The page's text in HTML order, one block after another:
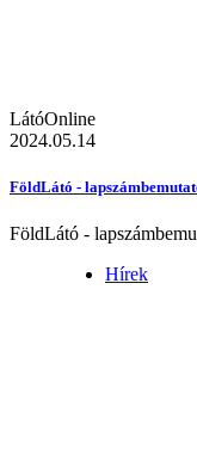
LátóOnline
2024.05.14
FöldLátó -
FöldLátó -
Hírek